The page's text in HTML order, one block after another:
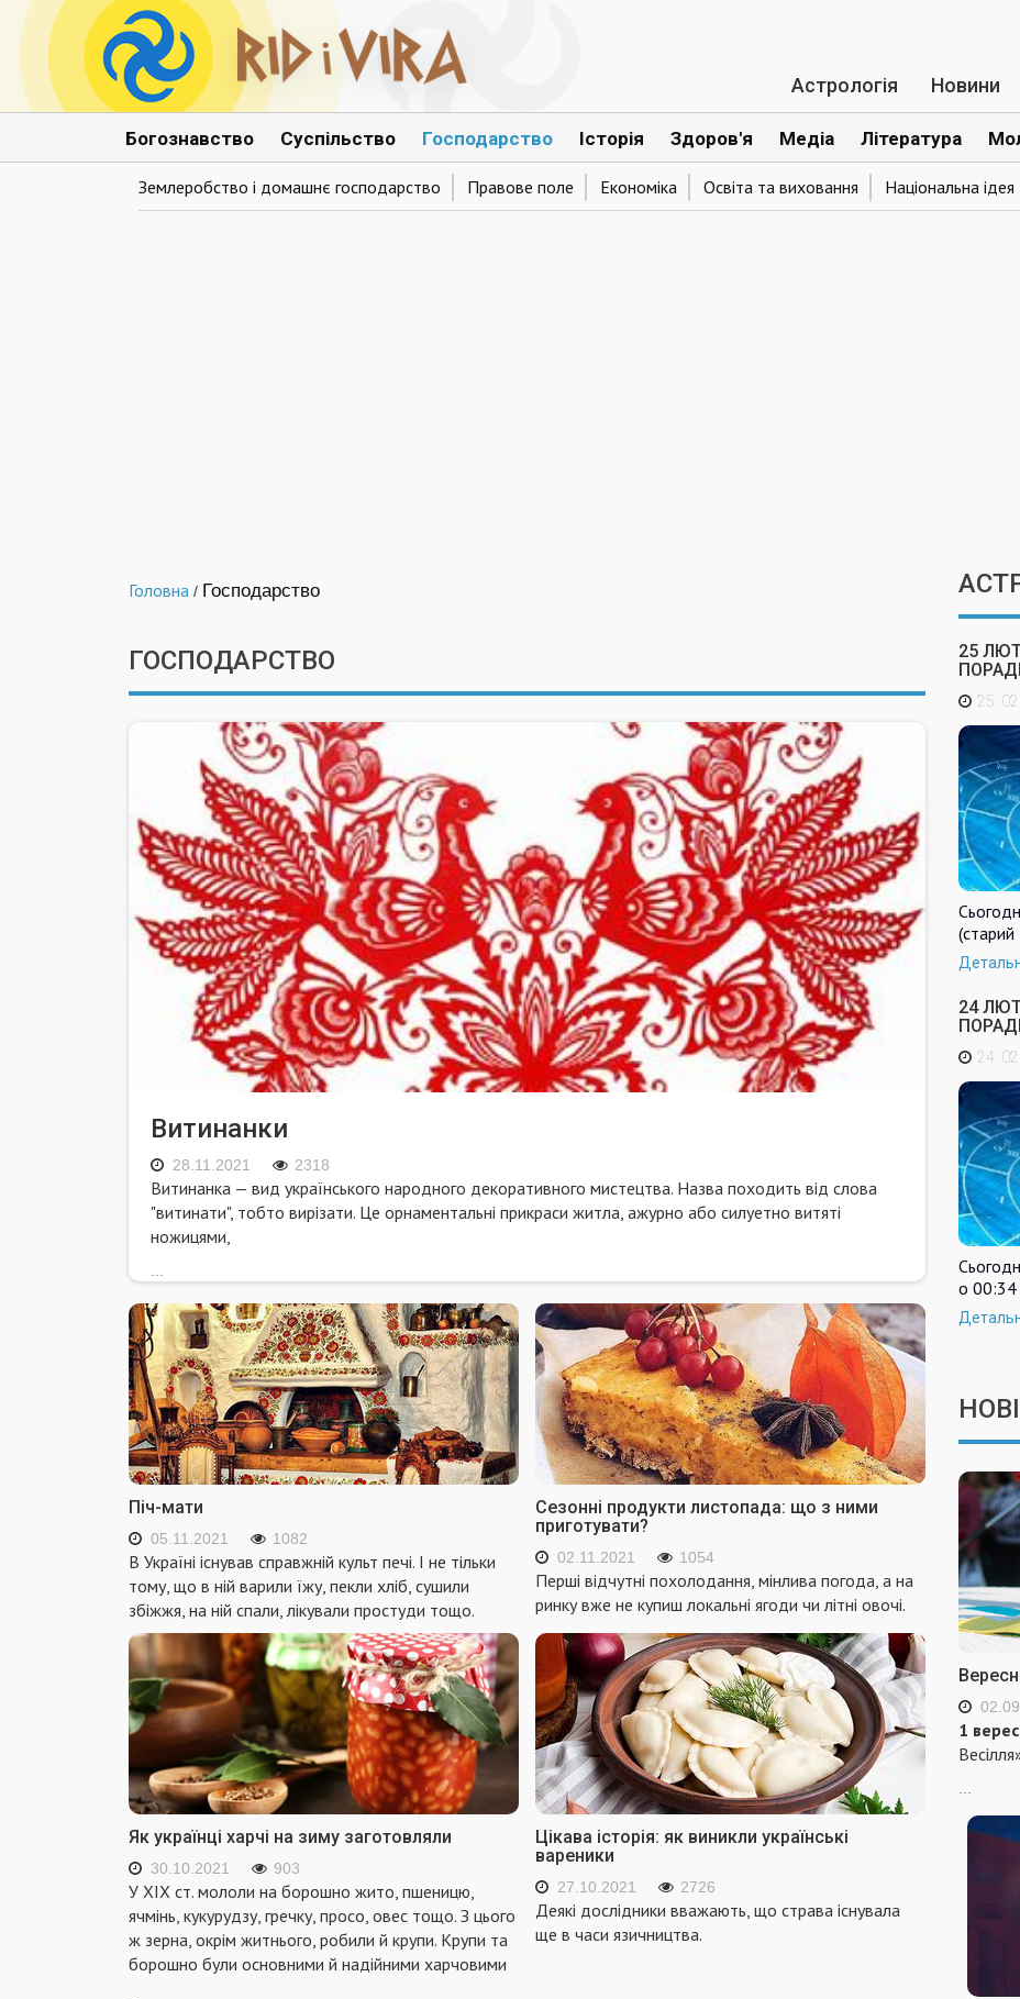
Астрологія Новини
Богознавство Суспільство Господарство
Землеробство і домашнє господарство Правове поле Економіка Освіта та виховання Національна ідея
Історія Здоров'я Медіа Література
Головна / Господарство
ГОСПОДАРСТВО
Витинанки
28.11.2021 2318
Витинанка — вид українського народного декоративного мистецтва. Назва походить від слова
"витинати", тобто вирізати. Це орнаментальні прикраси житла, ажурно або силуетно витяті
ножицями,
Піч-мати
05.11.2021 1082
В Україні існував справжній культ печі. І не тільки
тому, що в ній варили їжу, пекли хліб, сушили
збіжжя, на ній спали, лікували простуди тощо.
Сезонні продукти листопада: що з ними
приготувати?
02.11.2021 1054
Перші відчутні похолодання, мінлива погода, а на
ринку вже не купиш локальні ягоди чи літні овочі.
Як українці харчі на зиму заготовляли
30.10.2021 903
У XIX ст. мололи на борошно жито, пшеницю,
ячмінь, кукурудзу, гречку, просо, овес тощо. З цього
ж зерна, окрім житнього, робили й крупи. Крупи та
борошно були основними й надійними харчовими
Цікава історія: як виникли українські
вареники
27.10.2021 2726
Деякі дослідники вважають, що страва існувала
ще в часи язичництва.
25
25.
24
24.
о 00:34
1
...